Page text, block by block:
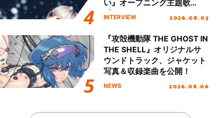
い』オープニング主題歌
「Amore」インタビュー
INTERVIEW 2026.08.03
『攻殻機動隊 THE GHOST IN
THE SHELL』オリジナルサ
ウンドトラック、ジャケット
写真＆収録楽曲を公開！
NEWS 2026.08.06